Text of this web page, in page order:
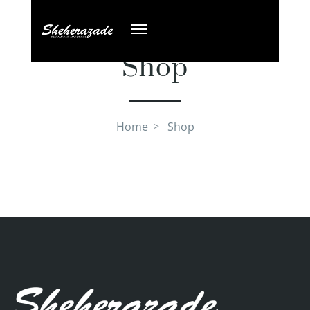
Shop
Home Shop